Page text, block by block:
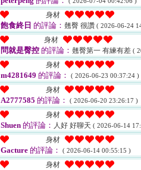
身材
飽食終日 的評論： 翹臀 很讚 ( 2026-06-24
身材
問就是臀控 的評論： 翹臀第一 有練有差 (
身材
m4281649 的評論： ( 2026-06-23 00:37:24 )
身材
A2777585 的評論： ( 2026-06-20 23:26:17 )
身材
Shuen 的評論： 人好 好聊天 ( 2026-06-14
身材
Gacture 的評論： ( 2026-06-14 00:55:15 )
身材